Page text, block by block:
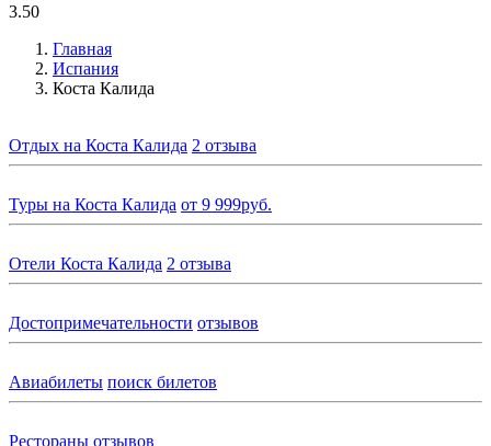
3.50
Главная
Испания
Коста Калида
Отдых на Коста Калида 2 отзыва
Туры на Коста Калида от 9 999руб.
Отели Коста Калида 2 отзыва
Достопримечательности отзывов
Авиабилеты поиск билетов
Рестораны отзывов